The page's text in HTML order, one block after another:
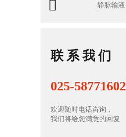
静脉输液
联系我们
025-58771602
欢迎随时电话咨询，
我们将给您满意的回复